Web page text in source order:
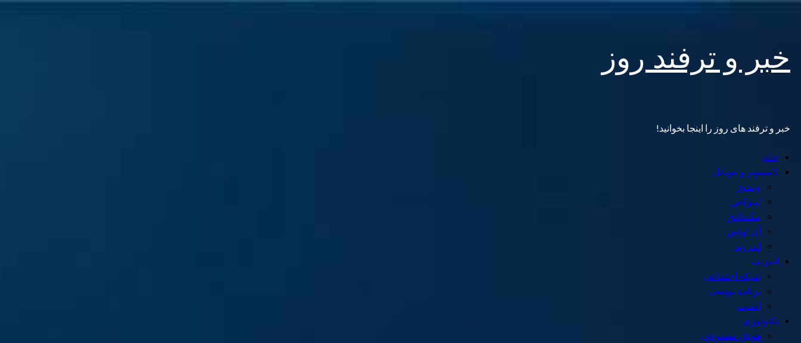
content
خبر و ترفند روز
خبر و ترفند های روز را اینجا بخوانید!
Primary
Menu
خانه
کامپیوتر و موبایل
ویندوز
لینوکس
مکینتاش
آی اواس
اندروید
اینترنت
شبکه اجتماعی
برنامه نویسی
امنیت
تکنولوژی
هوش مصنوعی